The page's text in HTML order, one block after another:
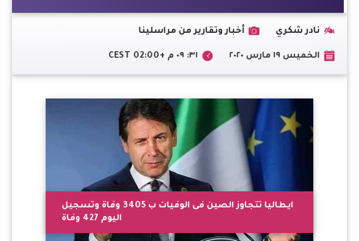
نادر شكري أخبار وتقارير من مراسلينا
الخميس ١٩ مارس ٢٠٢٠ ٣١: ٠٩ م +02:00 CEST
ايطاليا تتجاوز الصين فى الوفيات ب 3405 وفاة وتسجيل
اليوم 427 وفاة